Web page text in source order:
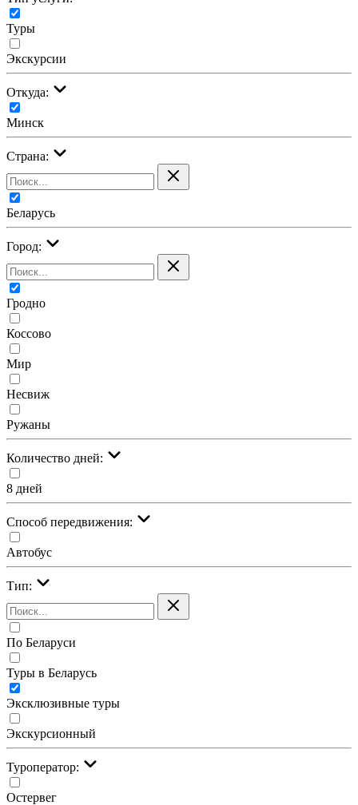
Туры
Экскурсии
Откуда:
Минск
Страна:
Беларусь
Город:
Гродно
Коссово
Мир
Несвиж
Ружаны
Количество дней:
8 дней
Cпособ передвижения:
Автобус
Тип:
По Беларуси
Туры в Беларусь
Эксклюзивные туры
Экскурсионный
Туроператор:
Остервег